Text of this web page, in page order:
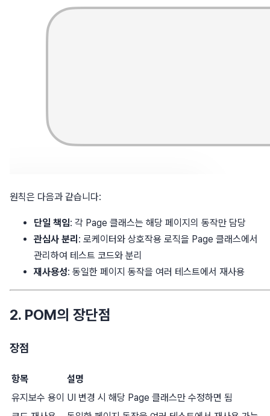
원칙은 다음과 같습니다:
단일 책임: 각 Page 클래스는 해당 페이지의 동작만 담당
관심사 분리 : 로케이터와 상호작용 로직을 Page 클래스에서
관리하여 테스트 코드와 분리
재사용성: 동일한 페이지 동작을 여러 테스트에서 재사용
2. POM의 장단점
장점
항목
설명
유지보수 용이 UI 변경 시 해당 Page 클래스만 수정하면 됨